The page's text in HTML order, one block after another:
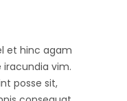
et hinc agam
iracundia vim.
posse sit,